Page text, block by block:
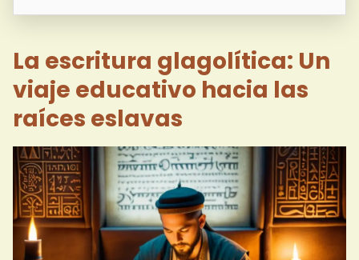
La escritura glagolítica: Un
viaje educativo hacia las
raíces eslavas